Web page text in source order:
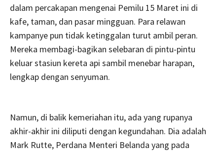
dalam percakapan mengenai Pemilu 15 Maret ini di
kafe, taman, dan pasar mingguan. Para relawan
kampanye pun tidak ketinggalan turut ambil peran.
Mereka membagi-bagikan selebaran di pintu-pintu
keluar stasiun kereta api sambil menebar harapan,
lengkap dengan senyuman.
Namun, di balik kemeriahan itu, ada yang rupanya
akhir-akhir ini diliputi dengan kegundahan. Dia adalah
Mark Rutte, Perdana Menteri Belanda yang pada